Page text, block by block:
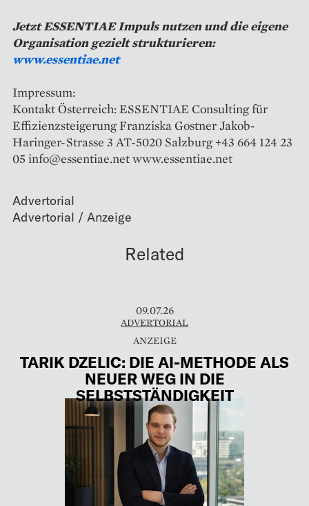
Jetzt ESSENTIAE Impuls nutzen und die eigene
Organisation gezielt strukturieren:
www.essentiae.net
Impressum:
Kontakt Österreich: ESSENTIAE Consulting für
Effizienzsteigerung Franziska Gostner Jakob-
Haringer-Strasse 3 AT-5020 Salzburg +43 664 124 23
05 info@essentiae.net www.essentiae.net
Advertorial
Related
09.07.26
ADVERTORIAL
TARIK DZELIC: DIE AI-METHODE ALS
NEUER WEG IN DIE
SELBSTSTÄNDIGKEIT